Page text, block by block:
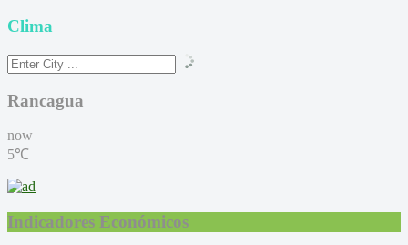
Clima
Rancagua
now
5℃
Indicadores Económicos